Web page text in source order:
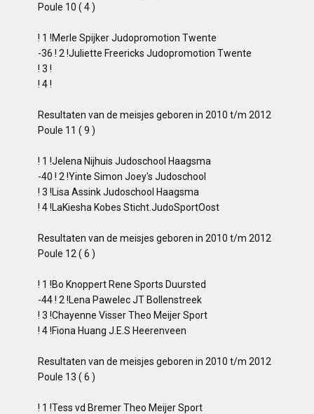
Poule 10 ( 4 )
! 1 !Merle Spijker Judopromotion Twente
-36 ! 2 !Juliette Freericks Judopromotion Twente
! 3 !
! 4 !
Resultaten van de meisjes geboren in 2010 t/m 2012
Poule 11 ( 9 )
! 1 !Jelena Nijhuis Judoschool Haagsma
-40 ! 2 !Yinte Simon Joey's Judoschool
! 3 !Lisa Assink Judoschool Haagsma
! 4 !LaKiesha Kobes Sticht.JudoSportOost
Resultaten van de meisjes geboren in 2010 t/m 2012
Poule 12 ( 6 )
! 1 !Bo Knoppert Rene Sports Duursted
-44 ! 2 !Lena Pawelec JT Bollenstreek
! 3 !Chayenne Visser Theo Meijer Sport
! 4 !Fiona Huang J.E.S Heerenveen
Resultaten van de meisjes geboren in 2010 t/m 2012
Poule 13 ( 6 )
! 1 !Tess vd Bremer Theo Meijer Sport